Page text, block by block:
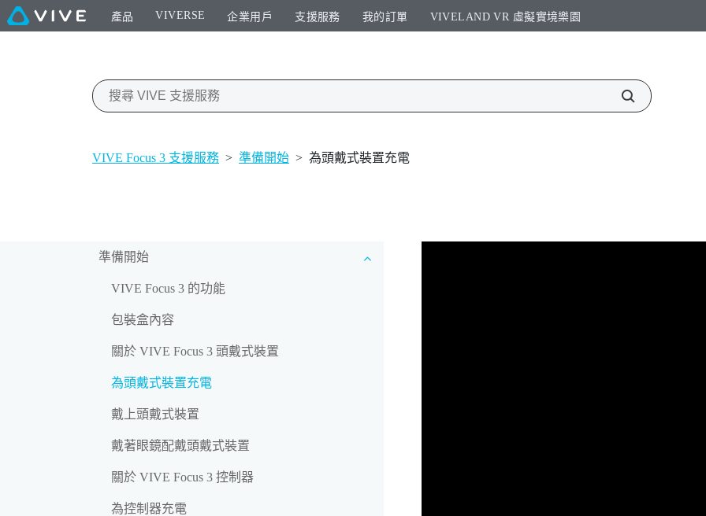
產品 VIVERSE 企業用戶 支援服務 我的訂單 VIVELAND VR 虛擬實境樂園​
VIVE Focus 3 支援服務 > 準備開始 > 為頭戴式裝置充電
準備開始
VIVE Focus 3 的功能
包裝盒內容
關於 VIVE Focus 3 頭戴式裝置
為頭戴式裝置充電
戴上頭戴式裝置
戴著眼鏡配戴頭戴式裝置
關於 VIVE Focus 3 控制器
為控制器充電